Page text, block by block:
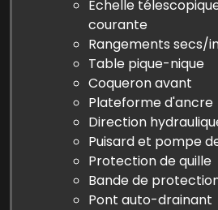
Échelle
courante
Rangements secs/
Table pique-nique
Coqueron avant
Plateforme d'ancre
Direction
Puisard et pompe
Protection de quille
Bande de
Pont auto-drainant